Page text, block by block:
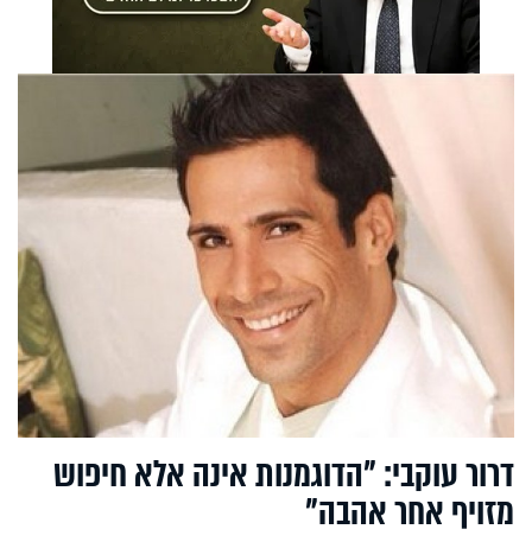
דרור עוקבי: "הדוגמנות אינה אלא חיפוש
מזויף אחר אהבה"